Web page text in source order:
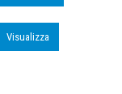
Visualizza